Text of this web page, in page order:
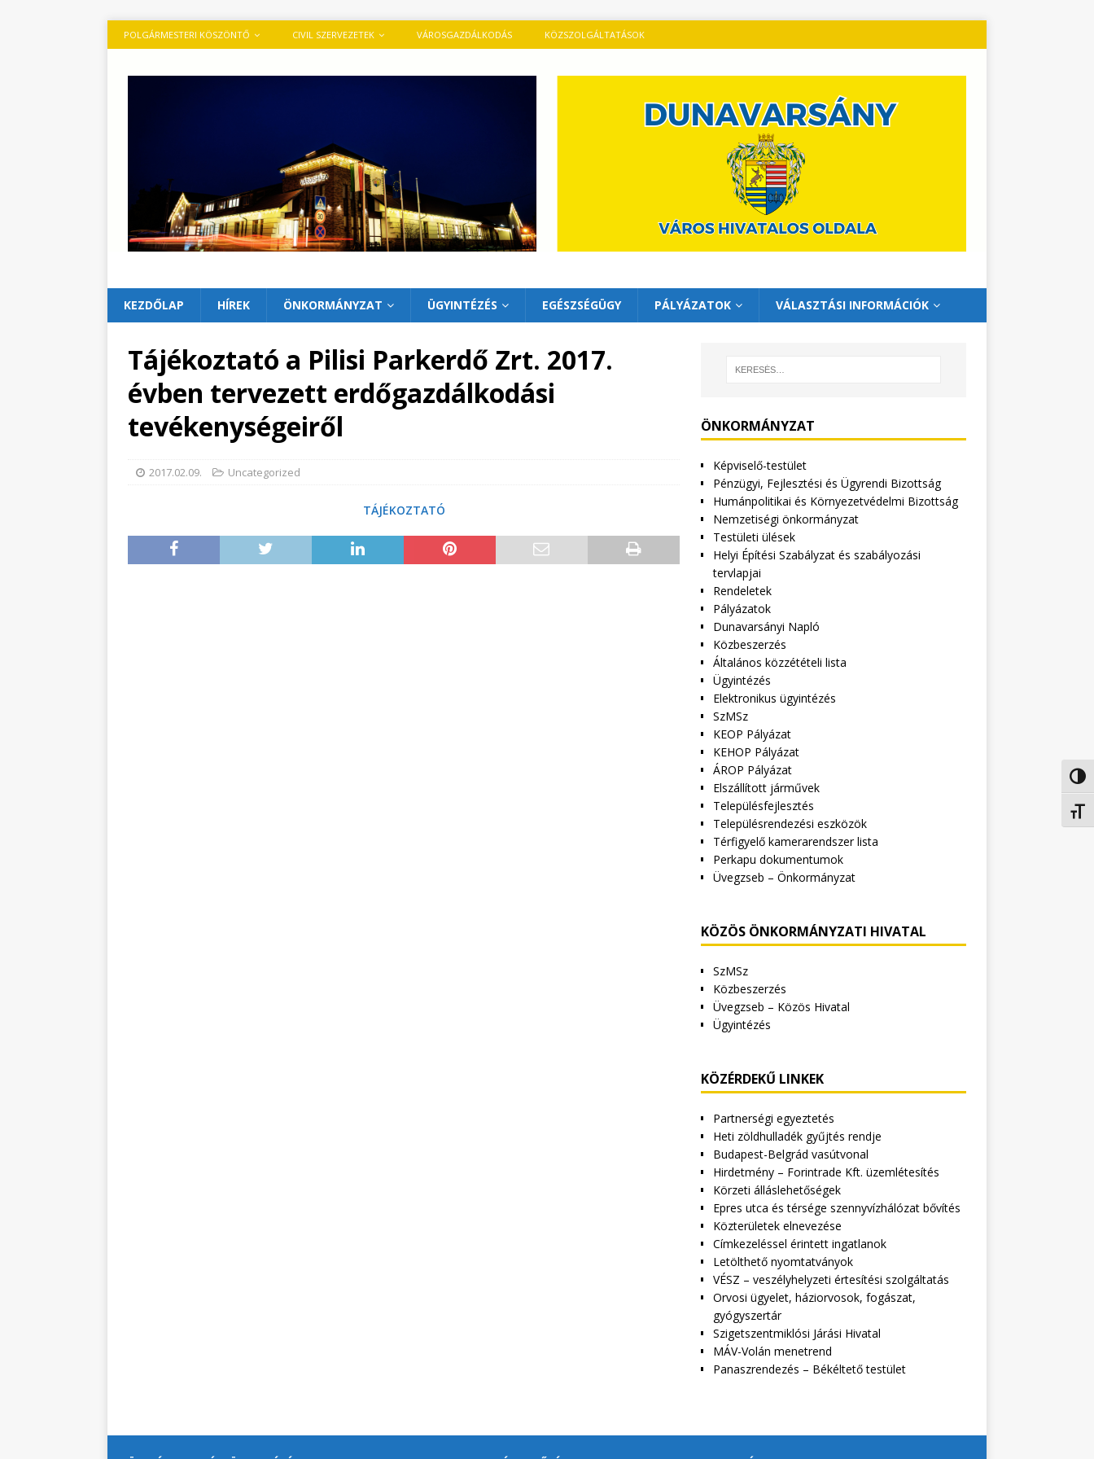
POLGÁRMESTERI KÖSZÖNTŐ CIVIL SZERVEZETEK VÁROSGAZDÁLKODÁS KÖZSZOLGÁLTATÁSOK
KEZDŐLAP HÍREK ÖNKORMÁNYZAT ÜGYINTÉZÉS EGÉSZSÉGÜGY PÁLYÁZATOK VÁLASZTÁSI INFORMÁCIÓK
Tájékoztató a Pilisi Parkerdő Zrt. 2017.
évben tervezett erdőgazdálkodási
tevékenységeiről
2017.02.09. Uncategorized
TÁJÉKOZTATÓ
ÖNKORMÁNYZAT
Képviselő-testület
Pénzügyi, Fejlesztési és Ügyrendi Bizottság
Humánpolitikai és Környezetvédelmi Bizottság
Nemzetiségi önkormányzat
Testületi ülések
Helyi Építési Szabályzat és szabályozási
tervlapjai
Rendeletek
Pályázatok
Dunavarsányi Napló
Közbeszerzés
Általános közzétételi lista
Ügyintézés
Elektronikus ügyintézés
SzMSz
KEOP Pályázat
KEHOP Pályázat
ÁROP Pályázat
Elszállított járművek
Településfejlesztés
Településrendezési eszközök
Térfigyelő kamerarendszer lista
Perkapu dokumentumok
Üvegzseb – Önkormányzat
KÖZÖS ÖNKORMÁNYZATI HIVATAL
SzMSz
Közbeszerzés
Üvegzseb – Közös Hivatal
Ügyintézés
KÖZÉRDEKŰ LINKEK
Partnerségi egyeztetés
Heti zöldhulladék gyűjtés rendje
Budapest-Belgrád vasútvonal
Hirdetmény – Forintrade Kft. üzemlétesítés
Körzeti álláslehetőségek
Epres utca és térsége szennyvízhálózat bővítés
Közterületek elnevezése
Címkezeléssel érintett ingatlanok
Letölthető nyomtatványok
VÉSZ – veszélyhelyzeti értesítési szolgáltatás
Orvosi ügyelet, háziorvosok, fogászat,
gyógyszertár
Szigetszentmiklósi Járási Hivatal
MÁV-Volán menetrend
Panaszrendezés – Békéltető testület